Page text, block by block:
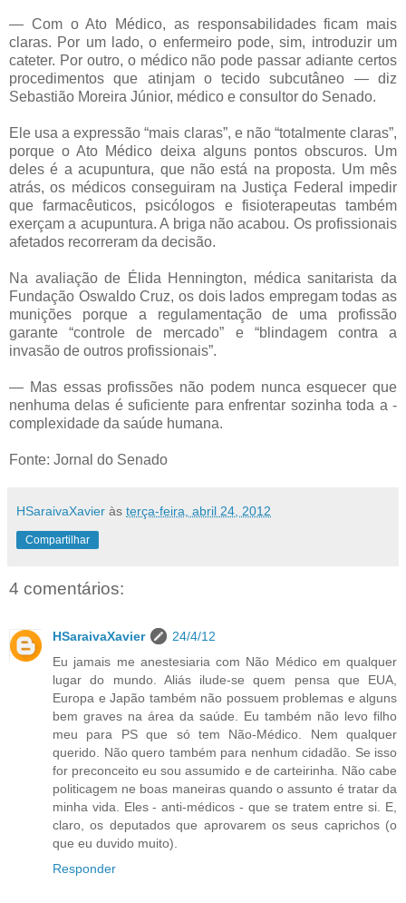
— Com o Ato Médico, as responsabilidades ficam mais
claras. Por um lado, o enfermeiro pode, sim, introduzir um
cateter. Por outro, o médico não pode passar adiante certos
procedimentos que atinjam o tecido subcutâneo — diz
Sebastião Moreira Júnior, médico e consultor do Senado.
Ele usa a expressão “mais claras”, e não “totalmente claras”,
porque o Ato Médico deixa alguns pontos obscuros. Um
deles é a acupuntura, que não está na proposta. Um mês
atrás, os médicos conseguiram na Justiça Federal impedir
que farmacêuticos, psicólogos e fisioterapeutas também
exerçam a acupuntura. A briga não acabou. Os profissionais
afetados recorreram da decisão.
Na avaliação de Élida Hennington, médica sanitarista da
Fundação Oswaldo Cruz, os dois lados empregam todas as
munições porque a regulamentação de uma profissão
garante “controle de mercado” e “blindagem contra a
invasão de outros profissionais”.
— Mas essas profissões não podem nunca esquecer que
nenhuma delas é suficiente para enfrentar sozinha toda a ­
complexidade da saúde humana.
Fonte: Jornal do Senado
HSaraivaXavier às terça-feira, abril 24, 2012
Compartilhar
4 comentários:
HSaraivaXavier
24/4/12
Eu jamais me anestesiaria com Não Médico em qualquer
lugar do mundo. Aliás ilude-se quem pensa que EUA,
Europa e Japão também não possuem problemas e alguns
bem graves na área da saúde. Eu também não levo filho
meu para PS que só tem Não-Médico. Nem qualquer
querido. Não quero também para nenhum cidadão. Se isso
for preconceito eu sou assumido e de carteirinha. Não cabe
politicagem ne boas maneiras quando o assunto é tratar da
minha vida. Eles - anti-médicos - que se tratem entre si. E,
claro, os deputados que aprovarem os seus caprichos (o
que eu duvido muito).
Responder